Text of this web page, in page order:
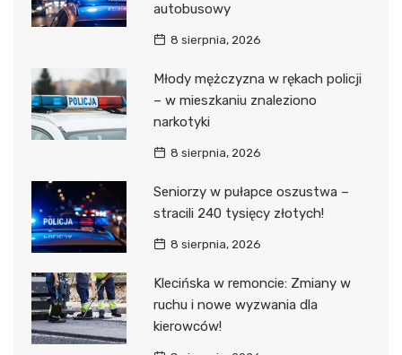
autobusowy
8 sierpnia, 2026
Młody mężczyzna w rękach policji
– w mieszkaniu znaleziono
narkotyki
8 sierpnia, 2026
Seniorzy w pułapce oszustwa –
stracili 240 tysięcy złotych!
8 sierpnia, 2026
Klecińska w remoncie: Zmiany w
ruchu i nowe wyzwania dla
kierowców!